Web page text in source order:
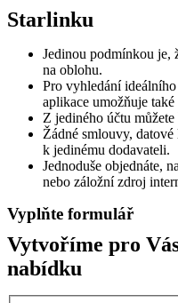
Starlinku
Jedinou podmínkou je,
na oblohu.
Pro vyhledání
aplikace umožňuje
Z jediného účtu
Žádné smlouvy,
k jedinému dodavateli.
Jednoduše objednáte,
nebo záložní zdroj
Vyplňte formulář
Vytvoříme pro
nabídku